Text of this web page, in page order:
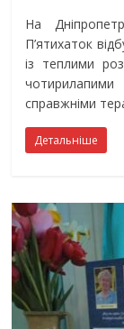
На
П’ятихаток
із теплими
справжніми
Детальніше